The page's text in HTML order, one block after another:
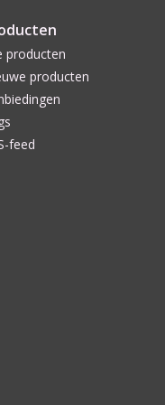
producten
producten
feed